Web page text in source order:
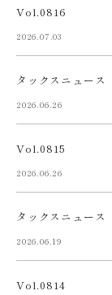
Vol.0816
2026.07.03
タックスニュー
2026.06.26
Vol.0815
2026.06.26
タックスニュー
2026.06.19
Vol.0814